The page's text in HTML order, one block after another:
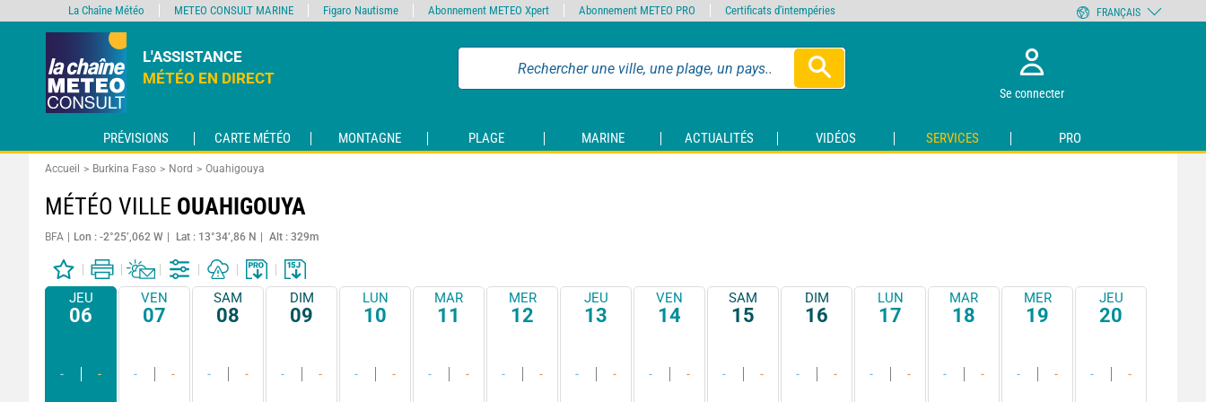
L'ASSISTANCE
MÉTÉO EN DIRECT
Se connecter
PRÉVISIONS CARTE MÉTÉO MONTAGNE PLAGE MARINE ACTUALITÉS VIDÉOS SERVICES PRO
Accueil Burkina Faso Nord Ouahigouya
MÉTÉO VILLE OUAHIGOUYA
BFA Lon : -2°25’,062 W Lat : 13°34’,86 N Alt : 329m
JEU
06
- -
VEN
07
- -
SAM
08
- -
DIM
09
- -
LUN
10
- -
MAR
11
- -
MER
12
- -
JEU
13
- -
VEN
14
- -
SAM
15
- -
DIM
16
- -
LUN
17
- -
MAR
18
- -
MER
19
- -
JEU
20
- -
La Chaîne Météo METEO CONSULT MARINE Figaro Nautisme Abonnement METEO Xpert Abonnement METEO PRO Certificats d'intempéries FRANÇAIS